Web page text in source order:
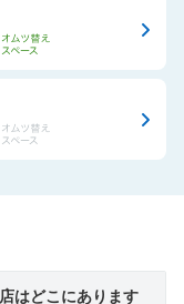
はどこにあります